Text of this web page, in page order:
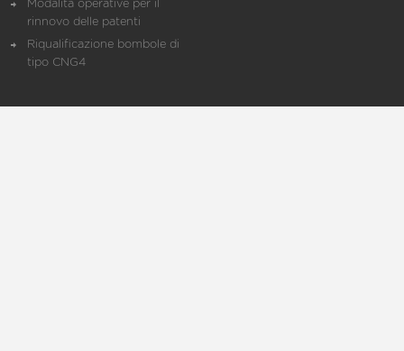
Modalità operative per il
rinnovo delle patenti
Riqualificazione bombole di
tipo CNG4